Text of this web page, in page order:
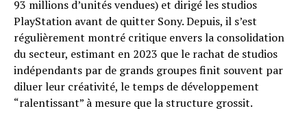
93 millions d’unités vendues) et dirigé les studios
PlayStation avant de quitter Sony. Depuis, il s’est
régulièrement montré critique envers la consolidation
du secteur, estimant en 2023 que le rachat de studios
indépendants par de grands groupes finit souvent par
diluer leur créativité, le temps de développement
“ralentissant” à mesure que la structure grossit.